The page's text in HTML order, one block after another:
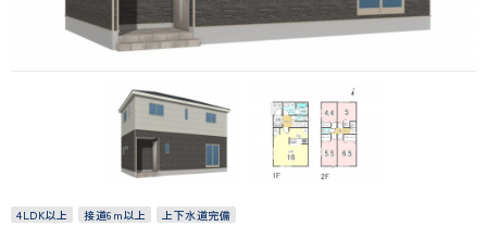
4LDK以上 接道6ｍ以上 上下水道完備